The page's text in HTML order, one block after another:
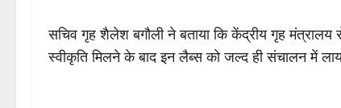
सचिव गृह शैलेश बगौली ने बताया कि केंद्रीय गृह मंत्रालय
स्वीकृति मिलने के बाद इन लैब्स को जल्द ही संचालन में